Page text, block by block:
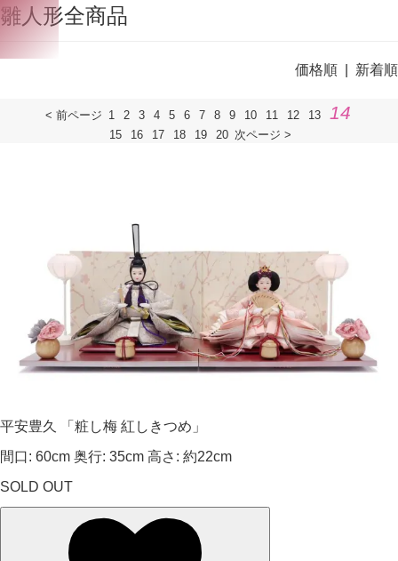
雛人形全商品
価格順 | 新着順
< 前ページ 1 2 3 4 5 6 7 8 9 10 11 12 13 14
15 16 17 18 19 20 次ページ >
平安豊久 「粧し梅 紅しきつめ」
間口: 60cm 奥行: 35cm 高さ: 約22cm
SOLD OUT